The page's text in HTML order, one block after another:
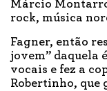
Márcio
rock, música
Fagner, então
jovem” daquela
vocais e fez a
Robertinho, que